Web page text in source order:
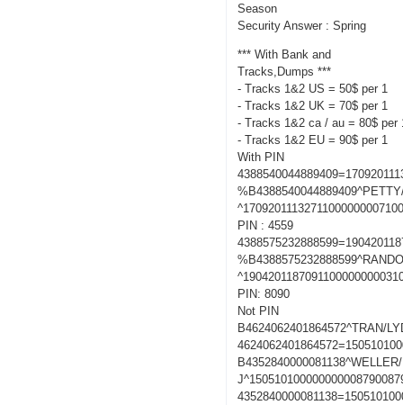
Season
Security Answer : Spring
*** With Bank and
Tracks,Dumps ***
- Tracks 1&2 US = 50$ per 1
- Tracks 1&2 UK = 70$ per 1
- Tracks 1&2 ca / au = 80$ per
- Tracks 1&2 EU = 90$ per 1
With PIN
PIN : 4559
PIN: 8090
Not PIN
B4624062401864572^TRAN/